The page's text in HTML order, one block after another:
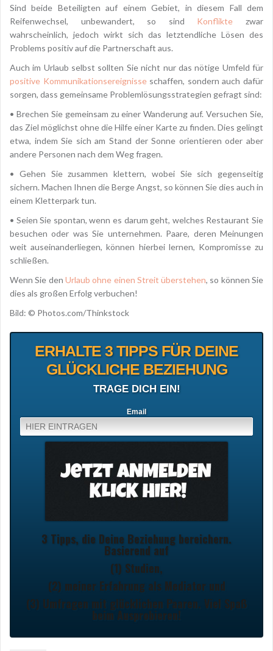
Sind beide Beteiligten auf einem Gebiet, in diesem Fall dem
Reifenwechsel, unbewandert, so sind Konflikte zwar
wahrscheinlich, jedoch wirkt sich das letztendliche Lösen des
Problems positiv auf die Partnerschaft aus.
Auch im Urlaub selbst sollten Sie nicht nur das nötige Umfeld für
positive Kommunikationsereignisseschaffen, sondern auch dafür
sorgen, dass gemeinsame Problemlösungsstrategien gefragt sind:
• Brechen Sie gemeinsam zu einer Wanderung auf. Versuchen Sie,
das Ziel möglichst ohne die Hilfe einer Karte zu finden. Dies gelingt
etwa, indem Sie sich am Stand der Sonne orientieren oder aber
andere Personen nach dem Weg fragen.
• Gehen Sie zusammen klettern, wobei Sie sich gegenseitig
sichern. Machen Ihnen die Berge Angst, so können Sie dies auch in
einem Kletterpark tun.
• Seien Sie spontan, wenn es darum geht, welches Restaurant Sie
besuchen oder was Sie unternehmen. Paare, deren Meinungen
weit auseinanderliegen, können hierbei lernen, Kompromisse zu
schließen.
Wenn Sie den Urlaub ohne einen Streit überstehen, so können Sie
dies als großen Erfolg verbuchen!
Bild: © Photos.com/Thinkstock
ERHALTE 3 TIPPS FÜR DEINE
GLÜCKLICHE BEZIEHUNG
TRAGE DICH EIN!
Email
3 Tipps, die Deine Beziehung bereichern.
Basierend auf
(1) Studien,
(2) meiner Erfahrung als Mediator und
(3) Umfragen mit glücklichen Paaren. Viel Spaß
beim Ausprobieren!